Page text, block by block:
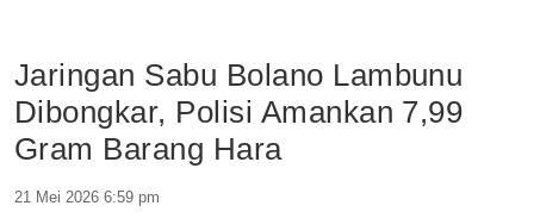
Jaringan Sabu Bolano Lambunu
Dibongkar, Polisi Amankan 7,99
Gram Barang Hara
21 Mei 2026 6:59 pm